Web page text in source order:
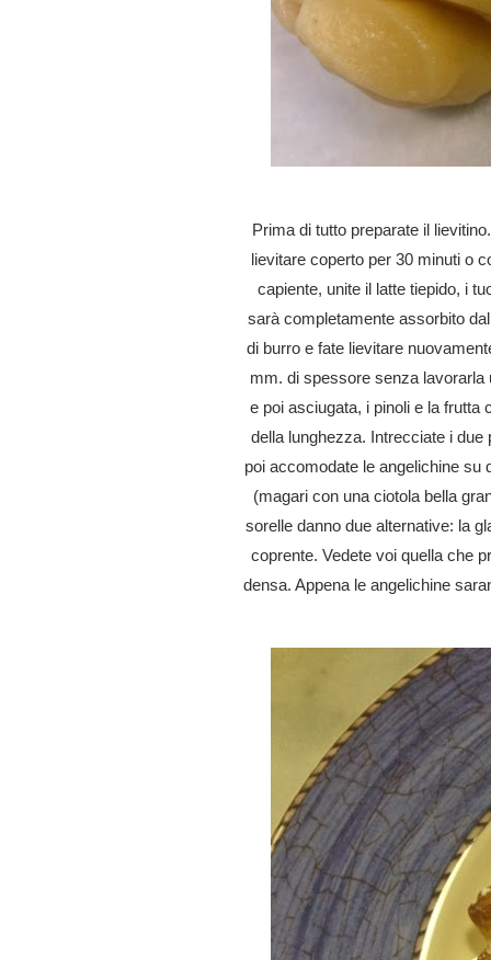
Prima di tutto preparate il
lievitare coperto per 30 minuti o
capiente, unite il latte tiepido, i
sarà completamente assorbito
di burro e fate lievitare
mm. di spessore senza lavorarla
e poi asciugata, i pinoli e la frutta
della lunghezza. Intrecciate i due
poi accomodate le angelichine su
(magari con una ciotola bella
sorelle danno due alternative: la
coprente. Vedete voi quella che
densa. Appena le angelichine